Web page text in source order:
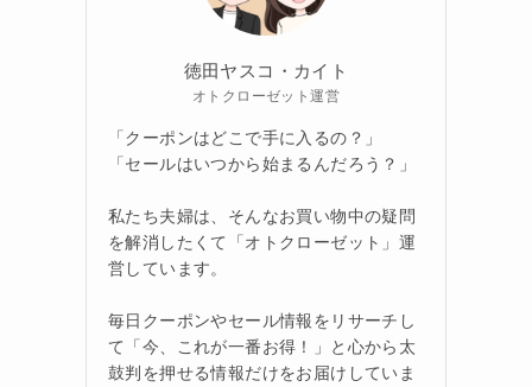
徳田ヤスコ・カイト
オトクローゼット運営
「クーポンはどこで手に入るの？」
「セールはいつから始まるんだろう？」
私たち夫婦は、そんなお買い物中の疑問
を解消したくて「オトクローゼット」運
営しています。
毎日クーポンやセール情報をリサーチし
て「今、これが一番お得！」と心から太
鼓判を押せる情報だけをお届けしていま